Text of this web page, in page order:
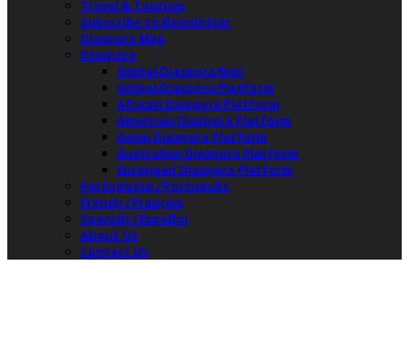
Travel & Tourism
Subscribe to Newsletter
Diaspora Map
Diaspora
Global Diaspora Map
Global Diaspora Platform
African Diaspora Platform
American Diaspora Platform
Asian Diaspora Platform
Australian Diaspora Platform
European Diaspora Platform
Portuguese / Português
French / Français
Spanish / Español
About Us
Contact Us